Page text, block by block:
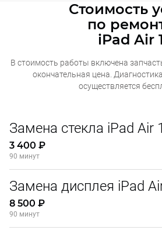
Стоимость
по
iPad Air 1
В стоимость работы включена
окончательная цена.
осуществляется
Замена стекла iPad Air 1
3 400 ₽
90 минут
Замена дисплея iPad
8 500 ₽
90 минут